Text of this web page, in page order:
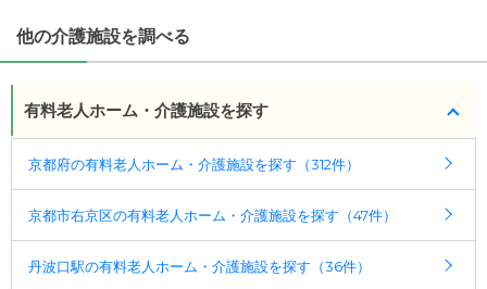
他の介護施設を調べる
有料老人ホーム・介護施設を探す
京都府の有料老人ホーム・介護施設を探す（312件）
京都市右京区の有料老人ホーム・介護施設を探す（47件）
丹波口駅の有料老人ホーム・介護施設を探す（36件）